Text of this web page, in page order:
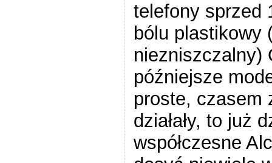
telefony sprzed
bólu plastikowy
niezniszczalny)
późniejsze
proste, czasem
działały, to już
współczesne